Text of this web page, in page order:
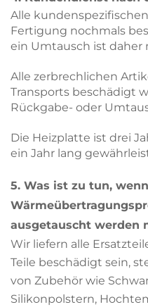
Alle
Fertigung nochmals
ein Umtausch ist daher
Alle zerbrechlichen
Transports beschädigt
Rückgabe- oder
Die Heizplatte ist drei
ein Jahr lang
5. Was ist zu tun,
ausgetauscht werden
Wir liefern alle
Teile beschädigt sein,
von Zubehör wie
Silikonpolstern,